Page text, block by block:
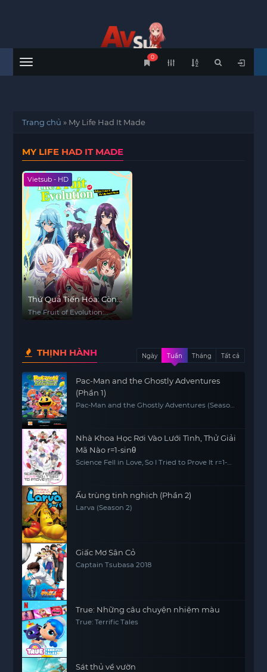
Menu
0
Trang chủ » My Life Had It Made
MY LIFE HAD IT MADE
Vietsub - HD
Thứ Quả Tiến Hóa: Còn
Chưa Hiểu Chuyện Gì Thì
Đời Tôi Đã Trở Nên Vô
The Fruit of Evolution:
Jinsei-
THỊNH HÀNH Ngày Tuần Tháng Tất cả
Pac-Man and the Ghostly Adventures
(Phần 1)
Pac-Man and the Ghostly Adventures (Season
Nhà Khoa Học Rơi Vào Lưới Tình, Thử Giải
Mã Nào r=1-sinθ
Science Fell in Love, So I Tried to Prove It r=1-
Ấu trùng tinh nghịch (Phần 2)
Larva (Season 2)
Giấc Mơ Sân Cỏ
Captain Tsubasa 2018
True: Những câu chuyện nhiệm màu
True: Terrific Tales
Sát thủ về vườn